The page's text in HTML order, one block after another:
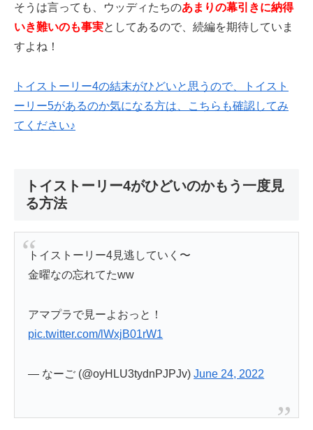
そうは言っても、ウッディたちのあまりの幕引きに納得
いき難いのも事実としてあるので、続編を期待していま
すよね！
トイストーリー4の結末がひどいと思うので、トイスト
ーリー5があるのか気になる方は、こちらも確認してみ
てください♪
トイストーリー4がひどいのかもう一度見
る方法
トイストーリー4見逃していく〜
金曜なの忘れてたww
アマプラで見ーよおっと！
pic.twitter.com/lWxjB01rW1
— なーご (@oyHLU3tydnPJPJv)June 24, 2022